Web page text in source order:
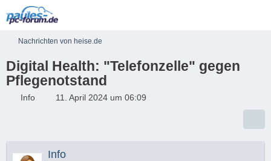
Nachrichten von heise.de
Digital Health: "Telefonzelle" gegen
Pflegenotstand
Info 11. April 2024 um 06:09
Info